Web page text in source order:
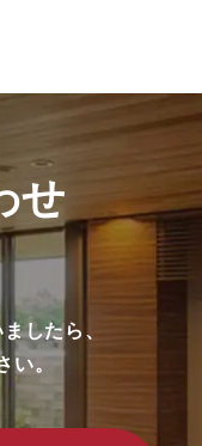
せ
したら、
い。